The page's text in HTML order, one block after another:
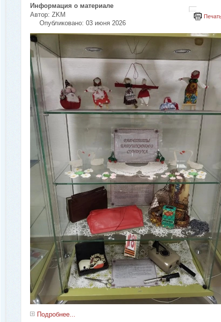
Информация о материале
Автор: ZKM
Опубликовано: 03 июня 2026
Подробнее...